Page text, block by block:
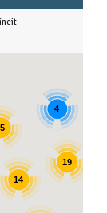
19
4
14